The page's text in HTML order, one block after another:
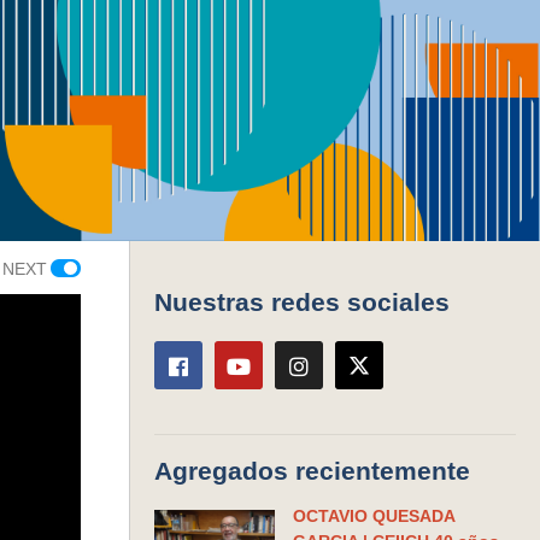
Series
Nuestras redes sociales
Agregados recientemente
OCTAVIO QUESADA